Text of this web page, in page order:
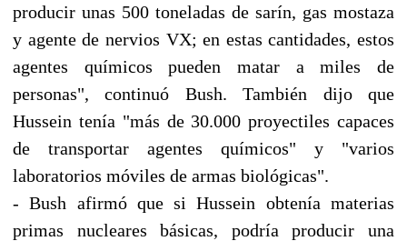
producir unas 500 toneladas de sarín, gas mostaza
y agente de nervios VX; en estas cantidades, estos
agentes químicos pueden matar a miles de
personas", continuó Bush. También dijo que
Hussein tenía "más de 30.000 proyectiles capaces
de transportar agentes químicos" y "varios
laboratorios móviles de armas biológicas".
- Bush afirmó que si Hussein obtenía materias
primas nucleares básicas, podría producir una